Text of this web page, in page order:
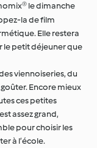
le dimanche
la de film
Elle restera
le petit déjeuner que
viennoiseries, du
Encore mieux
ces petites
assez grand,
pour choisir les
à l’école.